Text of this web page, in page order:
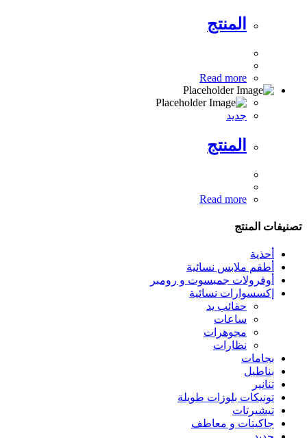
المنتج
Read more
جديد
المنتج
Read more
تصنيفات المنتج
أحذية
أطقم ملابس نسائية
أوفرولات جمبسوت و رومبر
إكسسوارات نسائية
حقائب يد
ساعات
مجوهرات
نظارات
بجامات
بناطيل
تنانير
تونيكات بلوزات طويلة
تيشيرتات
جاكيتات و معاطف